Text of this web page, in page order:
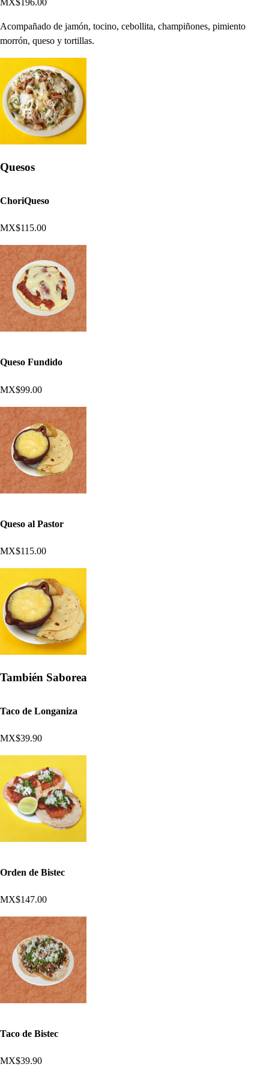
MX$196.00
Acompañado de jamón, tocino, cebollita, champiñones, pimiento
morrón, queso y tortillas.
Quesos
ChoriQueso
MX$115.00
Queso Fundido
MX$99.00
Queso al Pastor
MX$115.00
También Saborea
Taco de Longaniza
MX$39.90
Orden de Bistec
MX$147.00
Taco de Bistec
MX$39.90